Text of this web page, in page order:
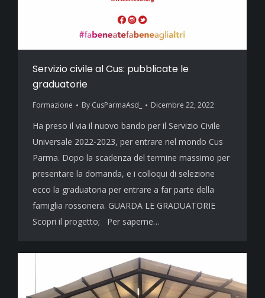
Servizio civile al Cus: pubblicate le
graduatorie
Formazione By CusParmaAsd_ Dicembre 22, 2022
Ha preso il via il nuovo bando per il Servizio Civile
Universale 2022-2023, per entrare nel mondo Cus
Parma. Dopo la scadenza del termine massimo per
presentare la domanda, e i colloqui di selezione
ecco la graduatoria per entrare a far parte della
famiglia rossonera. GUARDA LE GRADUATORIE
Scopri il progetto; Per saperne…